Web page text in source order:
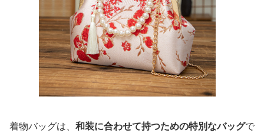
着物バッグは、 和装に合わせて持つための特別なバッグで